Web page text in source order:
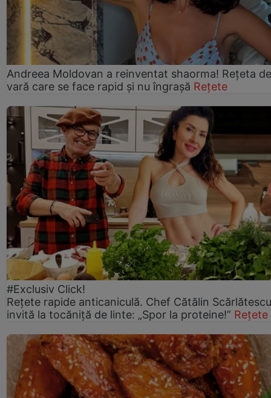
Andreea Moldovan a reinventat shaorma! Rețeta de
vară care se face rapid și nu îngrașă Rețete
#Exclusiv Click!
Rețete rapide anticaniculă. Chef Cătălin
invită la tocăniță de linte: „Spor la proteine!” Rețete